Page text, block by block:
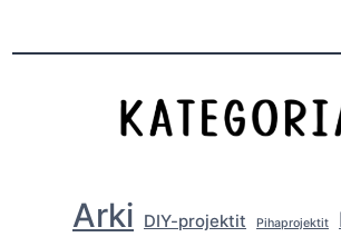
Arki DIY-projektit Pihaprojektit